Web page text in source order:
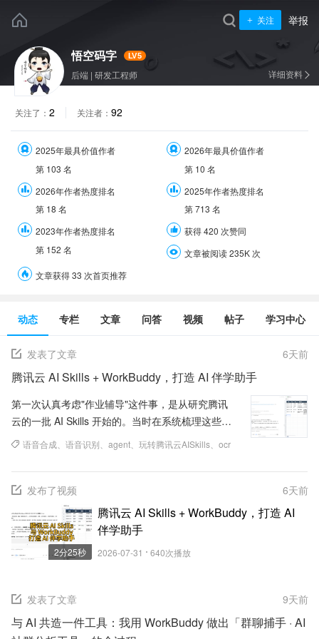
关注 举报
悟空码字 LV5
后端 | 研发工程师 详细资料
关注了： 2 关注者： 92
2025年最具价值作者
第 103 名
2026年最具价值作者
第 10 名
2026年作者热度排名
第 18 名
2025年作者热度排名
第713 名
2023年作者热度排名
第 152 名
获得 420 次赞同
文章被阅读 235K 次
文章获得 33 次首页推荐
动态 专栏 文章 问答 视频 帖子 学习中心
发表了文章 6天前
腾讯云 AI Skills + WorkBuddy，打造 AI 伴学助手
第一次认真考虑"作业辅导"这件事，是从研究腾讯
云的一批 AI Skills 开始的。当时在系统梳理这些能
力：OCR 能读图、ASR 能听声、TTS 能说话、内
语音合成 语音识别 agent 玩转腾讯云AISkills ocr
发布了视频 6天前
2分25秒
腾讯云 AI Skills + WorkBuddy，打造 AI
伴学助手
2026-07-31 640次播放
发表了文章 9天前
与 AI 共造一件工具：我用 WorkBuddy 做出「群聊捕手 · AI